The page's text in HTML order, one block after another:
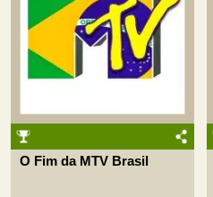
O Fim da MTV Brasil